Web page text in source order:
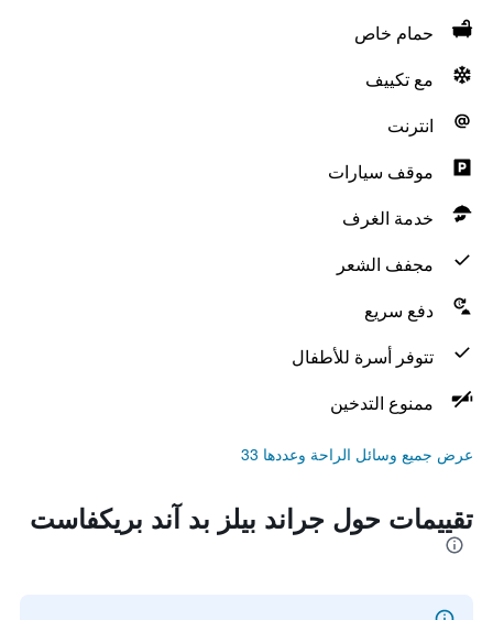
حمام خاص
مع تكييف
انترنت
موقف سيارات
خدمة الغرف
مجفف الشعر
دفع سريع
تتوفر أسرة للأطفال
ممنوع التدخين
عرض جميع وسائل الراحة وعددها 33
تقييمات حول جراند بيلز بد آند بريكفاست